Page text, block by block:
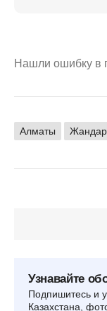
Нашли ошибку в
Алматы
Узнавайте
Подпишитесь и
Казахстана,